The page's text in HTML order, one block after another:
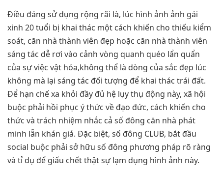
Điều đáng sử dụng rộng rãi là, lúc hình ảnh ảnh gái
xinh 20 tuổi bị khai thác một cách khiến cho thiếu kiểm
soát, căn nhà thành viên đẹp hoặc căn nhà thành viên
sáng tác dễ rơi vào cảnh vòng quanh quéo lẩn quẩn
của sự việc vật hóa,không thể là dòng của sắc đẹp lúc
không mà lại sáng tác đối tượng để khai thác trái đất.
Để hạn chế xa khỏi đầy đủ hệ lụy thụ động này, xã hội
buộc phải hồi phục ý thức về đạo đức, cách khiến cho
thức và trách nhiệm nhắc cả số đông căn nhà phát
minh lẫn khán giả. Đặc biệt, số đông CLUB, bắt đầu
social buộc phải sở hữu số đông phương pháp rõ ràng
và tỉ dụ để giấu chết thật sự lạm dụng hình ảnh này.